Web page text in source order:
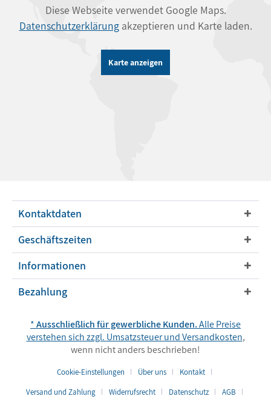
Diese Webseite verwendet Google Maps.
Datenschutzerklärungakzeptieren und Karte laden.
Karte anzeigen
Kontaktdaten
Geschäftszeiten
Informationen
Bezahlung
*Ausschließlich für gewerbliche Kunden.Alle Preise
verstehen sich zzgl. Umsatzsteuer undVersandkosten,
wenn nicht anders beschrieben!
Cookie-Einstellungen Über uns
Kontakt
Versand und Zahlung
Widerrufsrecht Datenschutz
AGB